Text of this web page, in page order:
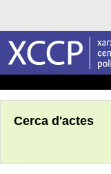
Cerca d'actes